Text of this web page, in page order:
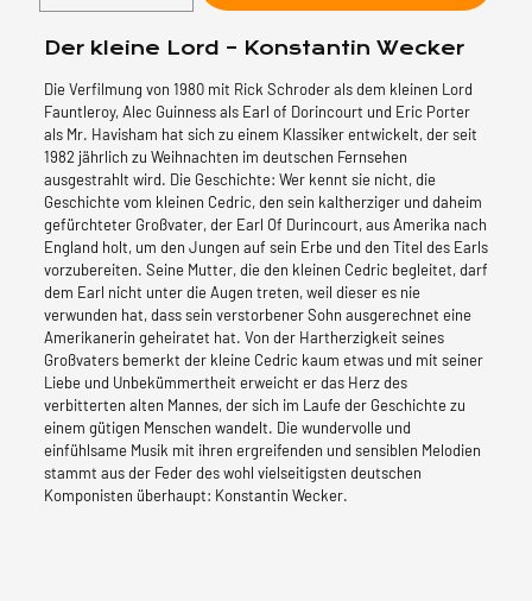
Konstantin
Menge
Der kleine Lord – Konstantin Wecker
Die Verfilmung von 1980 mit Rick Schroder als dem kleinen Lord
Fauntleroy, Alec Guinness als Earl of Dorincourt und Eric Porter
als Mr. Havisham hat sich zu einem Klassiker entwickelt, der seit
1982 jährlich zu Weihnachten im deutschen Fernsehen
ausgestrahlt wird. Die Geschichte: Wer kennt sie nicht, die
Geschichte vom kleinen Cedric, den sein kaltherziger und daheim
gefürchteter Großvater, der Earl Of Durincourt, aus Amerika nach
England holt, um den Jungen auf sein Erbe und den Titel des Earls
vorzubereiten. Seine Mutter, die den kleinen Cedric begleitet, darf
dem Earl nicht unter die Augen treten, weil dieser es nie
verwunden hat, dass sein verstorbener Sohn ausgerechnet eine
Amerikanerin geheiratet hat. Von der Hartherzigkeit seines
Großvaters bemerkt der kleine Cedric kaum etwas und mit seiner
Liebe und Unbekümmertheit erweicht er das Herz des
verbitterten alten Mannes, der sich im Laufe der Geschichte zu
einem gütigen Menschen wandelt. Die wundervolle und
einfühlsame Musik mit ihren ergreifenden und sensiblen Melodien
stammt aus der Feder des wohl vielseitigsten deutschen
Komponisten überhaupt: Konstantin Wecker.